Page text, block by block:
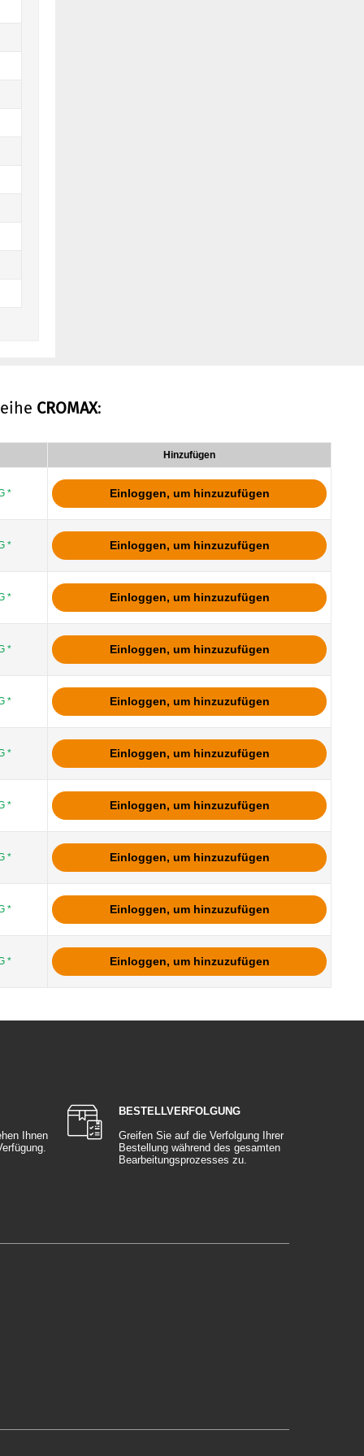
CROMAX:
Hinzufügen
* Einloggen, um hinzuzufügen
* Einloggen, um hinzuzufügen
* Einloggen, um hinzuzufügen
* Einloggen, um hinzuzufügen
* Einloggen, um hinzuzufügen
* Einloggen, um hinzuzufügen
* Einloggen, um hinzuzufügen
* Einloggen, um hinzuzufügen
* Einloggen, um hinzuzufügen
* Einloggen, um hinzuzufügen
Ihnen
BESTELLVERFOLGUNG
Greifen Sie auf die Verfolgung Ihrer
Bestellung während des gesamten
Bearbeitungsprozesses zu.